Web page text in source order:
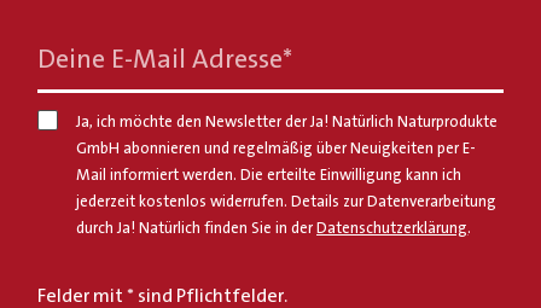
Deine E-Mail Adresse*
Ja, ich möchte den Newsletter der Ja! Natürlich Naturprodukte
GmbH abonnieren und regelmäßig über Neuigkeiten per E-
Mail informiert werden. Die erteilte Einwilligung kann ich
jederzeit kostenlos widerrufen. Details zur Datenverarbeitung
durch Ja! Natürlich finden Sie in derDatenschutzerklärung.
Felder mit * sind Pflichtfelder.